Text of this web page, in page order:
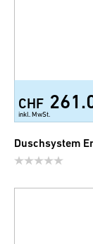
CHF
inkl. MwSt.
Duschsystem